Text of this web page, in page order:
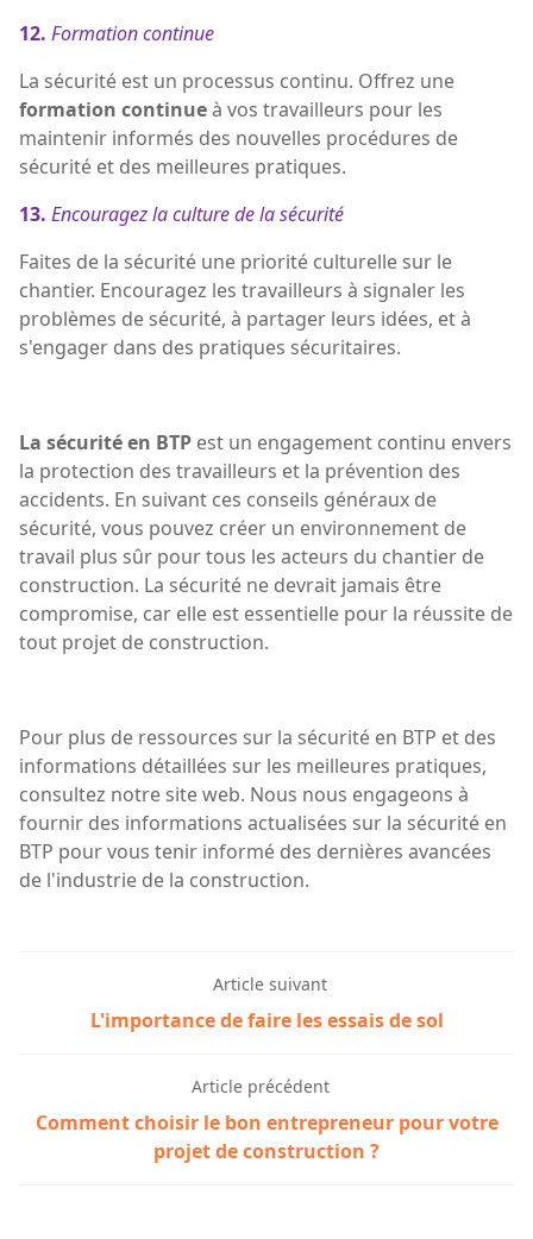
12. Formation continue
La sécurité est un processus continu. Offrez une
formation continueà vos travailleurs pour les
maintenir informés des nouvelles procédures de
sécurité et des meilleures pratiques.
13. Encouragez la culture de la sécurité
Faites de la sécurité une priorité culturelle sur le
chantier. Encouragez les travailleurs à signaler les
problèmes de sécurité, à partager leurs idées, et à
s'engager dans des pratiques sécuritaires.
La sécurité en BTP est un engagement continu envers
la protection des travailleurs et la prévention des
accidents. En suivant ces conseils généraux de
sécurité, vous pouvez créer un environnement de
travail plus sûr pour tous les acteurs du chantier de
construction. La sécurité ne devrait jamais être
compromise, car elle est essentielle pour la réussite de
tout projet de construction.
Pour plus de ressources sur la sécurité en BTP et des
informations détaillées sur les meilleures pratiques,
consultez notre site web. Nous nous engageons à
fournir des informations actualisées sur la sécurité en
BTP pour vous tenir informé des dernières avancées
de l'industrie de la construction.
Article suivant
L'importance de faire les essais de sol
Article précédent
Comment choisir le bon entrepreneur pour votre
projet de construction ?